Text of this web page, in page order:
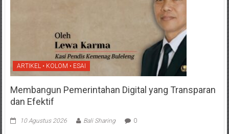
ARTIKEL • KOLOM • ESAI
Membangun Pemerintahan Digital yang Transparan
dan Efektif
10 Agustus 2026 Bali Sharing 0